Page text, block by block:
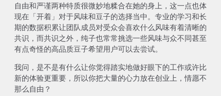
自由和严谨两种特质很微妙地糅合在她的身上，这一点也体
现在「开着」对于风味和豆子的选择当中。专业的学习和长
期的数据积累让团队成员对受众会喜欢什么风味有着清晰的
共识，而共识之外，纯子也常常挑选一些风味与众不同甚至
有点奇怪的高品质豆子希望用户可以去尝试。
我问，是不是有什么让你觉得踏实地做好眼下的工作或许比
新的体验更重要，所以你把大量的心力放在创业上，情愿不
那么自由？